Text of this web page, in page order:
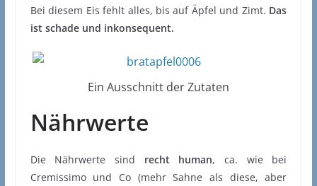
Bei diesem Eis fehlt alles, bis auf Äpfel und Zimt. Das
ist schade und inkonsequent.
Ein Ausschnitt der Zutaten
Nährwerte
Die Nährwerte sind recht human, ca. wie bei
Cremissimo und Co (mehr Sahne als diese, aber